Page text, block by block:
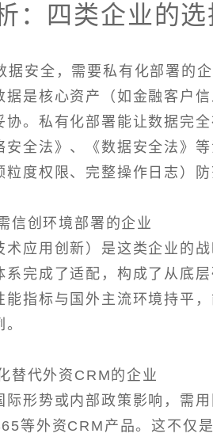
：四类企业的选
据安全，需要私有化部署的
据是核心资产（如金融客户
协。私有化部署能让数据完
安全法》、《数据安全法》
粒度权限、完整操作日志）防
信创环境部署的企业
术应用创新）是这类企业的
系完成了适配，构成了从底
能指标与国外主流环境持平
替代外资CRM的企业
际形势或内部政策影响，需
等外资CRM产品。这不仅是